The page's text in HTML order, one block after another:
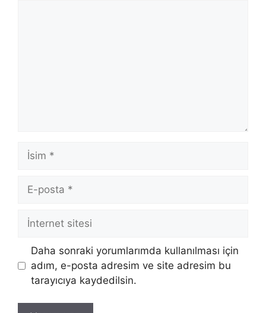
İsim
posta
İnternet
sitesi
Daha sonraki yorumlarımda kullanılması için
adım, e-posta adresim ve site adresim bu
tarayıcıya kaydedilsin.